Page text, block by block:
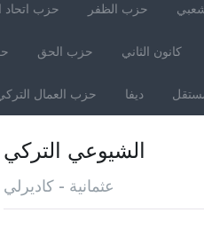
حزب اتحاد حزب الظفر
حزب الحق كانون الثاني
حزب العمال ديفا
الشيوعي التركي
عثمانية - كاديرلي